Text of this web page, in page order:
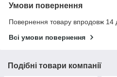
Умови повернення
Повернення товару впродовж 14
Всі умови повернення
Подібні товари компанії